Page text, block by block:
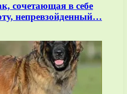
сочетающая в себе
непревзойденный…